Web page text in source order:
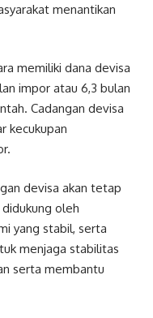
menantikan
memiliki dana devisa
impor atau 6,3 bulan
Cadangan devisa
kecukupan
devisa akan tetap
oleh
yang stabil, serta
menjaga stabilitas
serta membantu